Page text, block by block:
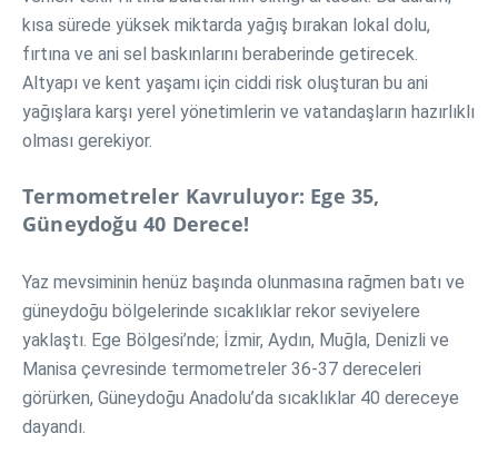
kısa sürede yüksek miktarda yağış bırakan lokal dolu,
fırtına ve ani sel baskınlarını beraberinde getirecek.
Altyapı ve kent yaşamı için ciddi risk oluşturan bu ani
yağışlara karşı yerel yönetimlerin ve vatandaşların hazırlıklı
olması gerekiyor.
Termometreler Kavruluyor: Ege 35,
Güneydoğu 40 Derece!
Yaz mevsiminin henüz başında olunmasına rağmen batı ve
güneydoğu bölgelerinde sıcaklıklar rekor seviyelere
yaklaştı. Ege Bölgesi’nde; İzmir, Aydın, Muğla, Denizli ve
Manisa çevresinde termometreler 36-37 dereceleri
görürken, Güneydoğu Anadolu’da sıcaklıklar 40 dereceye
dayandı.